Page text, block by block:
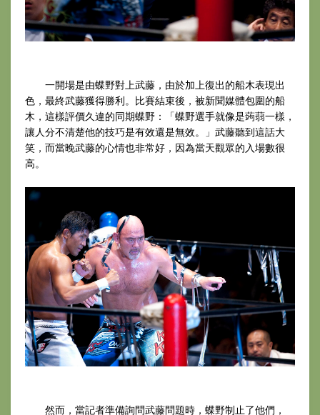
一開場是由蝶野對上武藤，由於加上復出的船木表現出
色，最終武藤獲得勝利。比賽結束後，被新聞媒體包圍的船
木，這樣評價久違的同期蝶野：「蝶野選手就像是蒟蒻一樣，
讓人分不清楚他的技巧是有效還是無效。」武藤聽到這話大
笑，而當晚武藤的心情也非常好，因為當天觀眾的入場數很
高。
然而，當記者準備詢問武藤問題時，蝶野制止了他們，